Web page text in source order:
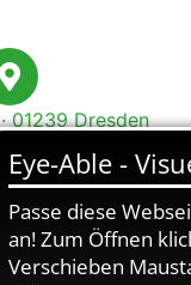
01239 Dresden
Verein